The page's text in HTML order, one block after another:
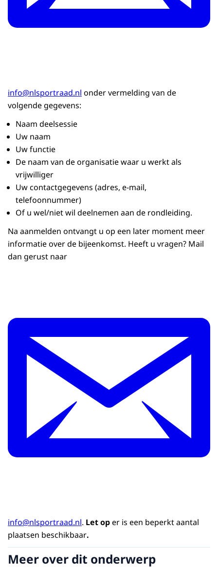
info@nlsportraad.nl onder vermelding van de
volgende gegevens:
Naam deelsessie
Uw naam
Uw functie
De naam van de organisatie waar u werkt als
vrijwilliger
Uw contactgegevens (adres, e-mail,
telefoonnummer)
Of u wel/niet wil deelnemen aan de rondleiding.
Na aanmelden ontvangt u op een later moment meer
informatie over de bijeenkomst. Heeft u vragen? Mail
dan gerust naar
info@nlsportraad.nl. Let oper is een beperkt aantal
plaatsen beschikbaar.
Meer over dit onderwerp